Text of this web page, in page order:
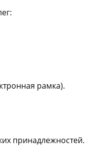
рамка).
принадлежностей.